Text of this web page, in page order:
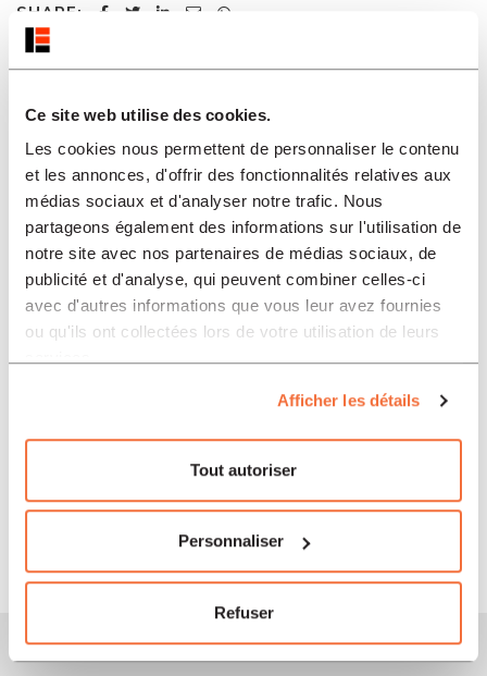
Ce site web utilise des cookies.
Les cookies nous permettent de personnaliser le contenu
et les annonces, d'offrir des fonctionnalités relatives aux
médias sociaux et d'analyser notre trafic. Nous
partageons également des informations sur l'utilisation de
notre site avec nos partenaires de médias sociaux, de
publicité et d'analyse, qui peuvent combiner celles-ci
avec d'autres informations que vous leur avez fournies
ou qu'ils ont collectées lors de votre utilisation de leurs
Afficher les détails
Tout autoriser
Personnaliser
Refuser
SHARE:
20 mars 2024
Carole Widmaier était l'invitée de l'émission Babel